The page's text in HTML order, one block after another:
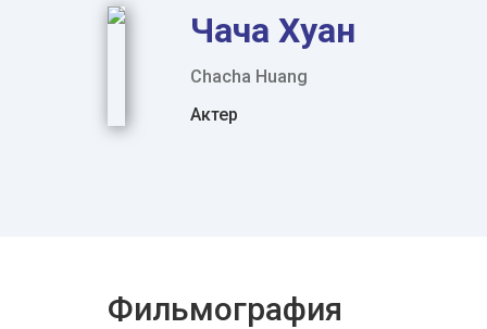
Чача Хуан
Chacha Huang
Актер
Фильмография